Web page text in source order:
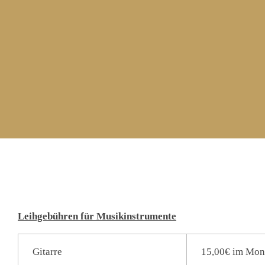
Leihgebühren für Musikinstrumente
Gitarre 15,00€ im